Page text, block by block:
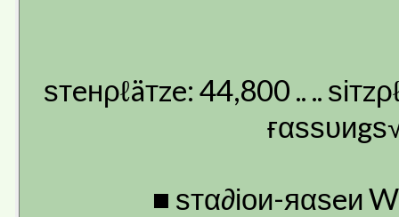
ѕтeнρℓäтze: 44,800 .. ..
■ ѕтα∂іои-